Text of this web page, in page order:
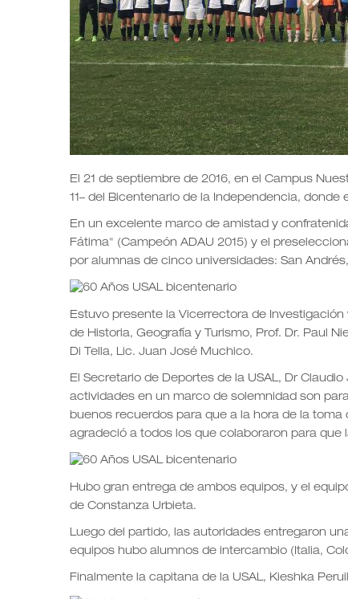
El 21 de septiembre de 2016, en el Campus
11– del Bicentenario de la Independencia,
En un excelente marco de amistad y
Fátima" (Campeón ADAU 2015) y el
por alumnas de cinco universidades: San
Estuvo presente la Vicerrectora de
de Historia, Geografía y Turismo, Prof. Dr. Paul
Di Tella, Lic. Juan José Muchico.
El Secretario de Deportes de la USAL, Dr
actividades en un marco de solemnidad son
buenos recuerdos para que a la hora de la
agradeció a todos los que colaboraron para
Hubo gran entrega de ambos equipos, y el
de Constanza Urbieta.
Luego del partido, las autoridades entregaron
equipos hubo alumnos de intercambio (Italia,
Finalmente la capitana de la USAL, Kieshka